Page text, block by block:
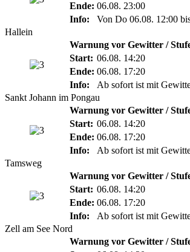
Ende: 06.08. 23:00
Info:
Von Do 06.08. 12:00
Hallein
Warnung vor Gewitter /
Start: 06.08. 14:20
Ende: 06.08. 17:20
Info:
Ab sofort ist mit
Sankt Johann im Pongau
Warnung vor Gewitter /
Start: 06.08. 14:20
Ende: 06.08. 17:20
Info:
Ab sofort ist mit
Tamsweg
Warnung vor Gewitter /
Start: 06.08. 14:20
Ende: 06.08. 17:20
Info:
Ab sofort ist mit
Zell am See Nord
Warnung vor Gewitter /